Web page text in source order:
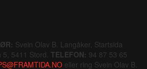
Svein Olav B. Langåker, Startsida
5411 Stord. TELEFON: 94 87 53 65
eller ring Svein Olav B.